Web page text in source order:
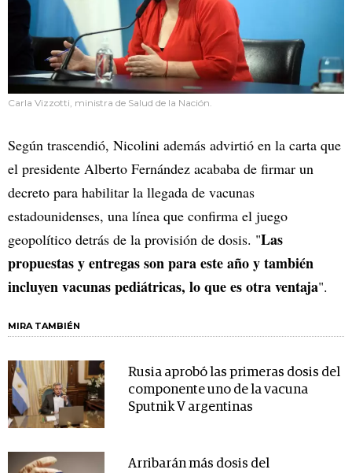
Carla Vizzotti, ministra de Salud de la Nación.
Según trascendió, Nicolini además advirtió en la carta que
el presidente Alberto Fernández acababa de firmar un
decreto para habilitar la llegada de vacunas
estadounidenses, una línea que confirma el juego
geopolítico detrás de la provisión de dosis. "Las
propuestas y entregas son para este año y también
incluyen vacunas pediátricas, lo que es otra ventaja".
MIRA TAMBIÉN
Rusia aprobó las primeras dosis del
componente uno de la vacuna
Sputnik V argentinas
Arribarán más dosis del